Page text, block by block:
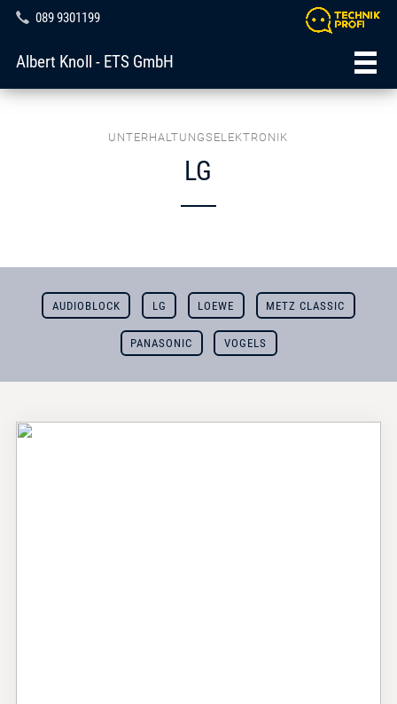
089 9301199
Albert Knoll - ETS GmbH
UNTERHALTUNGSELEKTRONIK
LG
AUDIOBLOCK LG LOEWE METZ CLASSIC
PANASONIC VOGELS